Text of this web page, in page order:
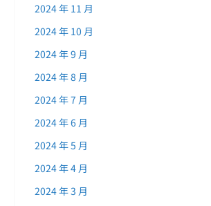
2024 年 11 月
2024 年 10 月
2024 年 9 月
2024 年 8 月
2024 年 7 月
2024 年 6 月
2024 年 5 月
2024 年 4 月
2024 年 3 月